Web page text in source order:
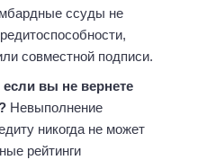
ссуды не
совместной подписи.
вы не вернете
Невыполнение
никогда не может
рейтинги